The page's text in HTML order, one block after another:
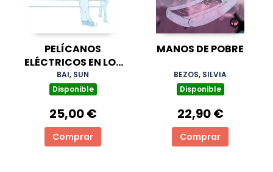
PELÍCANOS
ELÉCTRICOS EN LOS
LAGOS
BAI, SUN
Disponible
25,00 €
Comprar
MANOS DE POBRE
BEZOS, SILVIA
Disponible
22,90 €
Comprar